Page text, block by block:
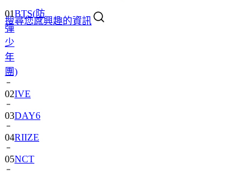
搜尋您感興趣的資訊
01BTS(防
彈
少
年
團)
02IVE
03DAY6
04RIIZE
05NCT